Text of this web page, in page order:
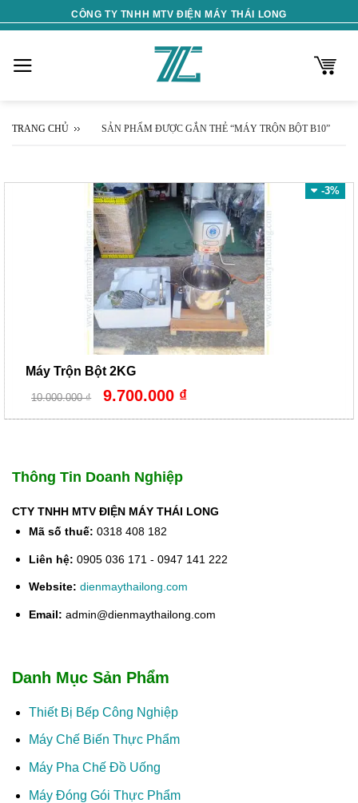
to
CÔNG TY TNHH MTV ĐIỆN MÁY THÁI LONG
TRANG CHỦ SẢN PHẨM ĐƯỢC GẮN THẺ “MÁY TRỘN BỘT B10”
-3%
Máy Trộn Bột 2KG
10.000.000₫
Giá
gốc
10.000.000 ₫.
9.700.000 ₫Giá
hiện
là:
Thông Tin Doanh Nghiệp
CTY TNHH MTV ĐIỆN MÁY THÁI LONG
Mã số thuế: 0318 408 182
Liên hệ: 0905 036 171 - 0947 141 222
Website: dienmaythailong.com
Email: admin@dienmaythailong.com
Danh Mục Sản Phẩm
Thiết Bị Bếp Công Nghiệp
Máy Chế Biến Thực Phẩm
Máy Pha Chế Đồ Uống
Máy Đóng Gói Thực Phẩm